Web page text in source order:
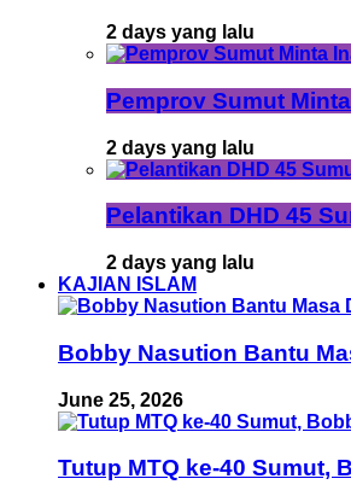
2 days yang lalu
Pemprov Sumut
2 days yang lalu
Pelantikan DHD 45
2 days yang lalu
KAJIAN ISLAM
Bobby Nasution Bantu
June 25, 2026
Tutup MTQ ke-40 Sumut,